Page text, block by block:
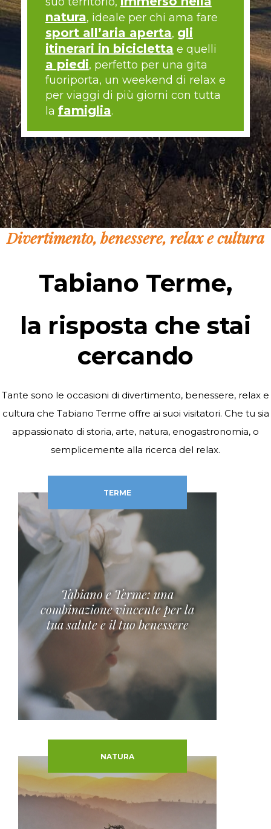
natura, ideale per chi ama fare
sport all’aria aperta, gli
itinerari in bicicletta e quelli
a piedi, perfetto per una gita
fuoriporta, un weekend di relax e
per viaggi di più giorni con tutta
la famiglia.
Divertimento, benessere, relax e cultura
Tabiano Terme,
la risposta che stai
cercando
Tante sono le occasioni di divertimento, benessere, relax e
cultura che Tabiano Terme offre ai suoi visitatori. Che tu sia
appassionato di storia, arte, natura, enogastronomia, o
semplicemente alla ricerca del relax.
TERME
Tabiano e Terme: una
combinazione vincente per la
tua salute e il tuo benessere
NATURA